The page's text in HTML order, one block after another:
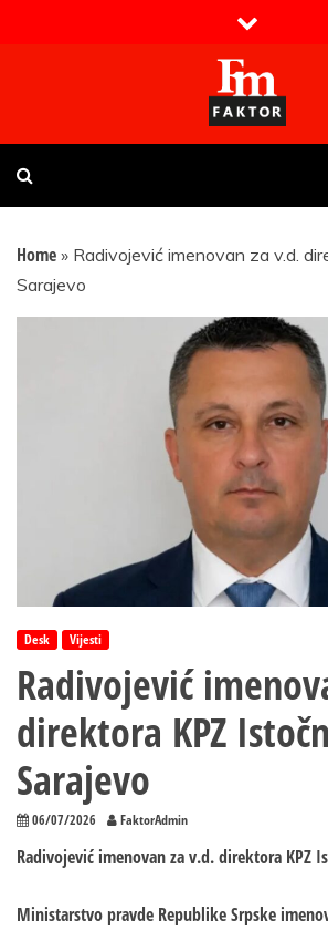
Faktor magazin
Uvijek presudan
Home » Radivojević imenovan za v.d.
Sarajevo
Desk Vijesti
Radivojević
direktora KPZ
Sarajevo
06/07/2026 FaktorAdmin
Radivojević imenovan za v.d. direktora KPZ
Ministarstvo pravde Republike Srpske